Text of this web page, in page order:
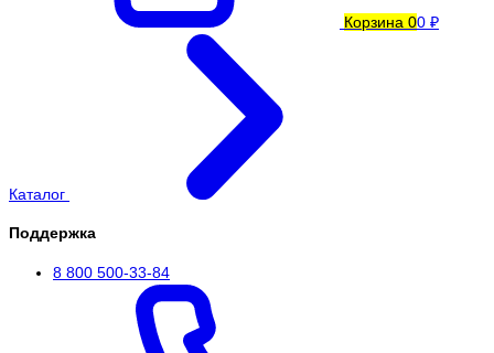
Корзина 00 ₽
Каталог
Поддержка
8 800 500-33-84